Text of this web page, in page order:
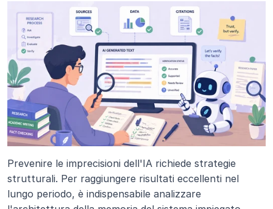
Prevenire le imprecisioni dell'IA richiede strategie
strutturali. Per raggiungere risultati eccellenti nel
lungo periodo, è indispensabile analizzare